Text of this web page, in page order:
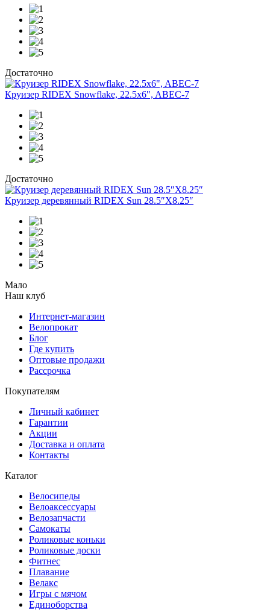
Достаточно
Круизер RIDEX Snowflake, 22.5x6", ABEC-7
Достаточно
Круизер деревянный RIDEX Sun 28.5″X8.25″
Мало
Наш клуб
Интернет-магазин
Велопрокат
Блог
Где купить
Оптовые продажи
Рассрочка
Покупателям
Личный кабинет
Гарантии
Акции
Доставка и оплата
Контакты
Каталог
Велосипеды
Велоаксессуары
Велозапчасти
Самокаты
Роликовые коньки
Роликовые доски
Фитнес
Плавание
Велакс
Игры с мячом
Единоборства